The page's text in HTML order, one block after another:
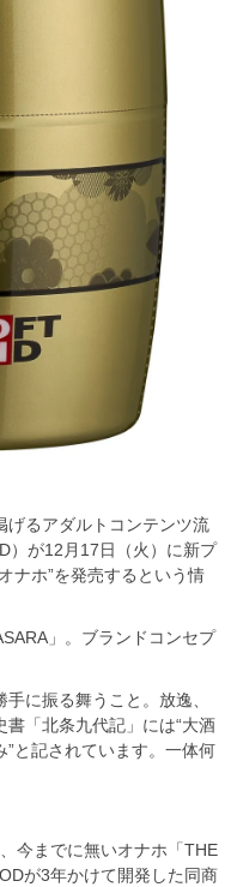
げるアダルトコンテンツ流
）が12月17日（火）に新プ
ナホ”を発売するという情
」。ブランドコンセプ
に振る舞うこと。放逸、
「北条九代記」には“大酒
と記されています。一体何
今までに無いオナホ「THE
が3年かけて開発した同商